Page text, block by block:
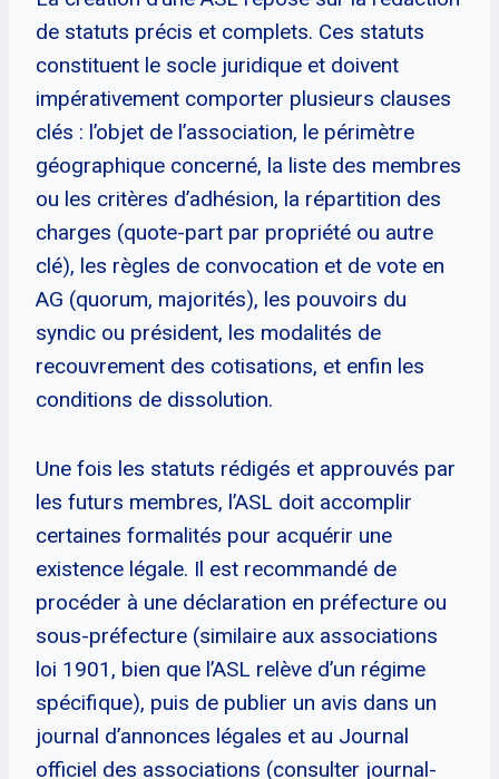
de statuts précis et complets. Ces statuts
constituent le socle juridique et doivent
impérativement comporter plusieurs clauses
clés : l’objet de l’association, le périmètre
géographique concerné, la liste des membres
ou les critères d’adhésion, la répartition des
charges (quote-part par propriété ou autre
clé), les règles de convocation et de vote en
AG (quorum, majorités), les pouvoirs du
syndic ou président, les modalités de
recouvrement des cotisations, et enfin les
conditions de dissolution.
Une fois les statuts rédigés et approuvés par
les futurs membres, l’ASL doit accomplir
certaines formalités pour acquérir une
existence légale. Il est recommandé de
procéder à une déclaration en préfecture ou
sous-préfecture (similaire aux associations
loi 1901, bien que l’ASL relève d’un régime
spécifique), puis de publier un avis dans un
journal d’annonces légales et au Journal
officiel des associations (consulter journal-